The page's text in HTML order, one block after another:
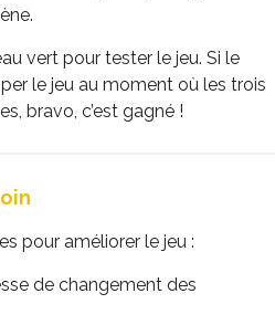
vert pour tester le jeu. Si le
le jeu au moment où les trois
bravo, c’est gagné !
pour améliorer le jeu :
de changement des